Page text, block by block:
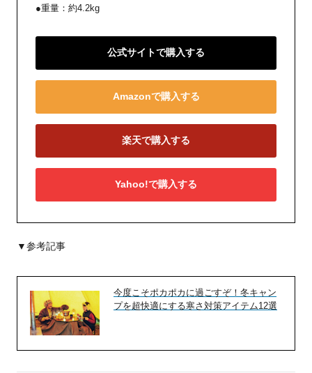
●重量：約4.2kg
公式サイトで購入する
Amazonで購入する
楽天で購入する
Yahoo!で購入する
▼参考記事
今度こそポカポカに過ごすぞ！冬キャン
プを超快適にする寒さ対策アイテム12選